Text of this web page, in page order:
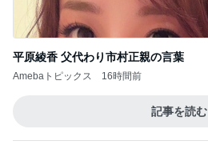
平原綾香 父代わり市村正親の言葉
Amebaトピックス 16時間前
記事を読む